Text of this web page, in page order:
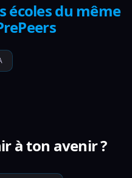
écoles du même
à ton avenir ?